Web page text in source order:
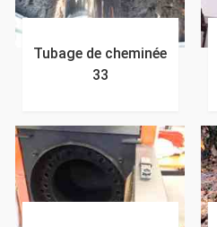
Tubage de cheminée
33